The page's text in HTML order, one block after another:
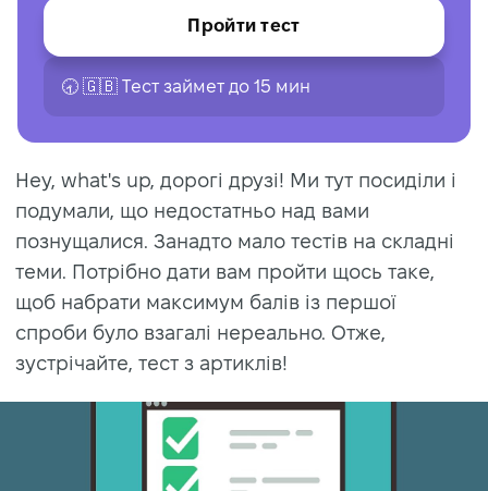
Пройти тест
🕣 🇬🇧 Tест займет до 15 мин
Hey, what's up, дорогі друзі! Ми тут посиділи і
подумали, що недостатньо над вами
познущалися. Занадто мало тестів на складні
теми. Потрібно дати вам пройти щось таке,
щоб набрати максимум балів із першої
спроби було взагалі нереально. Отже,
зустрічайте, тест з артиклів!